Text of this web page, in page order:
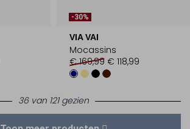
-30%
VIA VAI
Mocassins
€ 169,99 € 118,99
36 van 121 gezien